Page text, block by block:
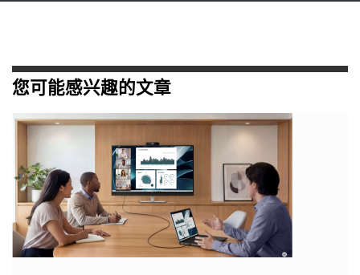
您可能感兴趣的文章